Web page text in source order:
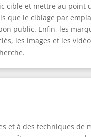
et mettre au point
le ciblage par
public. Enfin, les
les images et les
et à des techniques de